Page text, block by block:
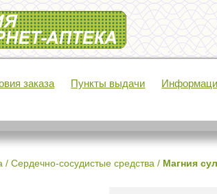
заказа Пункты выдачи
/ Сердечно-сосудистые средства / Магния